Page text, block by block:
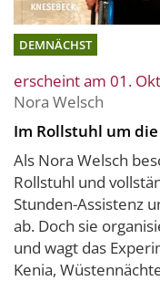
DEMNÄCHST
erscheint am 01.
Nora Welsch
Im Rollstuhl um
Als Nora Welsch
Rollstuhl und
Stunden-Assistenz
ab. Doch sie
und wagt das
Kenia,